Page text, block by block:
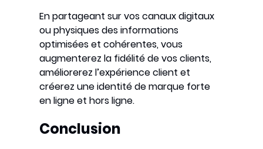
En partageant sur vos canaux digitaux
ou physiques des informations
optimisées et cohérentes, vous
augmenterez la fidélité de vos clients,
améliorerez l’expérience client et
créerez une identité de marque forte
en ligne et hors ligne.
Conclusion